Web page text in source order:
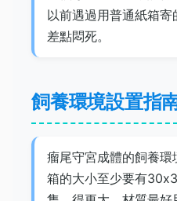
以前遇過用普通紙箱
差點悶死。
飼養環境設置指
瘤尾守宮成體的飼養
箱的大小至少要有